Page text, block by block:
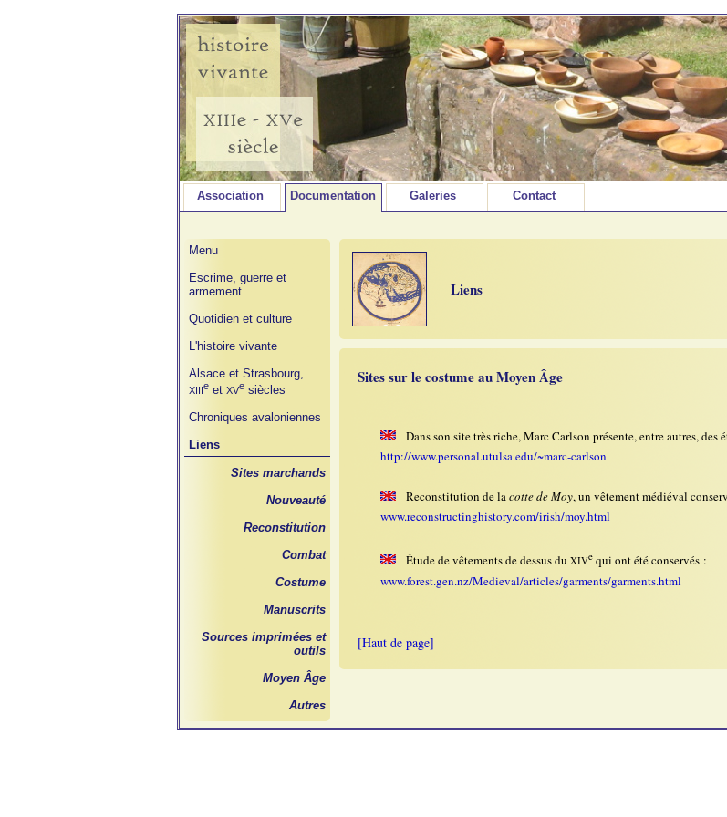
Association Documentation Galeries Contact
Menu
Escrime, guerre et
armement
Quotidien et culture
L'histoire vivante
Alsace et Strasbourg,
XIII e et XVe siècles
Chroniques avaloniennes
Liens
Sites marchands
Nouveauté
Reconstitution
Combat
Costume
Manuscrits
Sources imprimées et
outils
Moyen Âge
Autres
Liens
Sites sur le costume au Moyen Âge
Dans son site très riche, Marc Carlson présente, entre autres,
http://www.personal.utulsa.edu/~marc-carlson
Reconstitution de lacotte de Moy, un vêtement médiéval
www.reconstructinghistory.com/irish/moy.html
Étude de vêtements de dessus du XIVe qui ont été conservés :
www.forest.gen.nz/Medieval/articles/garments/garments.html
[Haut de page]